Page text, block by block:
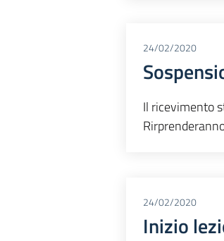
24/02/2020
Il ricevimento
24/02/2020
Inizio